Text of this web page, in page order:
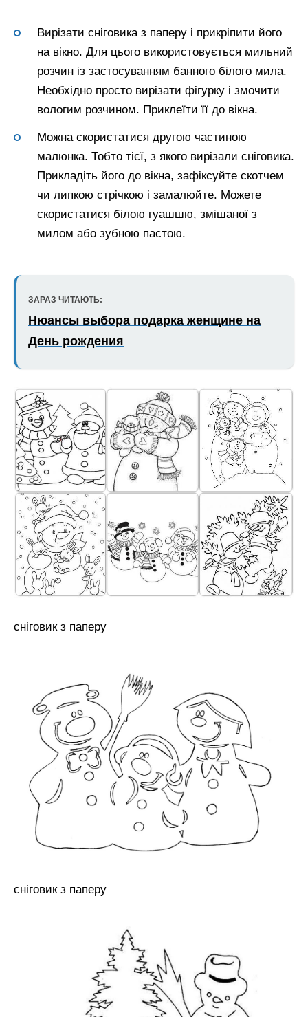
Вирізати сніговика з паперу і прикріпити його
на вікно. Для цього використовується мильний
розчин із застосуванням банного білого мила.
Необхідно просто вирізати фігурку і змочити
вологим розчином. Приклеїти її до вікна.
Можна скористатися другою частиною
малюнка. Тобто тієї, з якого вирізали сніговика.
Прикладіть його до вікна, зафіксуйте скотчем
чи липкою стрічкою і замалюйте. Можете
скористатися білою гуашшю, змішаної з
милом або зубною пастою.
ЗАРАЗ ЧИТАЮТЬ:
Нюансы выбора подарка женщине на
День рождения
сніговик з паперу
сніговик з паперу